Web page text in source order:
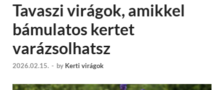
Tavaszi virágok, amikkel
bámulatos kertet
varázsolhatsz
2026.02.15. - by Kerti virágok